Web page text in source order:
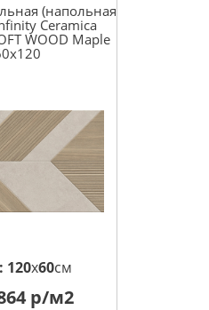
(напольная
Ceramica
WOOD Maple
120x60см
р/м2